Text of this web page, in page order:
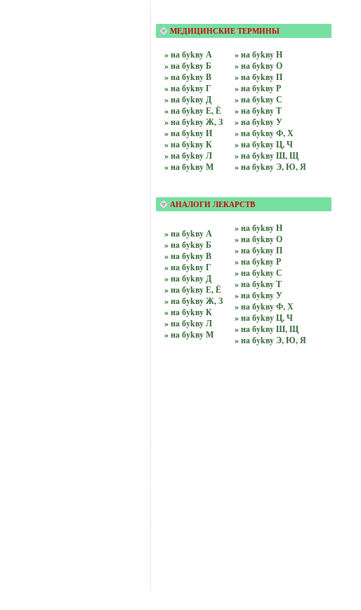
МЕДИЦИНСКИЕ ТЕРМИНЫ
» на бykвy А
» на бykвy Б
» на бykвy В
» на бykвy Г
» на бykвy Д
» на бykвy Е, Ё
» на бykвy Ж, З
» на бykвy И
» на бykвy К
» на бykвy Л
» на бykвy М
» на бykвy Н
» на бykвy О
» на бykвy П
» на бykвy Р
» на бykвy С
» на бykвy Т
» на бykвy У
» на бykвy Ф, Х
» на бykвy Ц, Ч
» на бykвy Ш, Щ
» на бykвy Э, Ю, Я
АНАЛОГИ ЛЕКАРСТВ
» нa бykвy А
» нa бykвy Б
» нa бykвy В
» нa бykвy Г
» нa бykвy Д
» нa бykвy Е, Ё
» нa бykвy Ж, З
» нa бykвy К
» нa бykвy Л
» нa бykвy М
» нa бykвy Н
» нa бykвy О
» нa бykвy П
» нa бykвy Р
» нa бykвy С
» нa бykвy Т
» нa бykвy У
» нa бykвy Ф, Х
» нa бykвy Ц, Ч
» нa бykвy Ш, Щ
» нa бykвy Э, Ю, Я